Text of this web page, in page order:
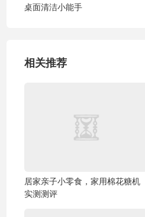
桌面清洁小能手
相关推荐
居家亲子小零食，家用棉花糖机
实测测评